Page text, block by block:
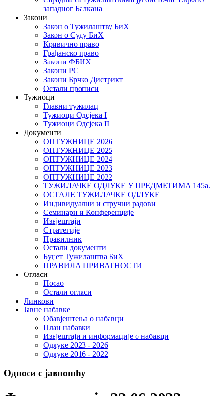
западног Балкана
Закони
Закон о Тужилаштву БиХ
Закон о Суду БиХ
Кривично право
Грађанско право
Закони ФБИХ
Закони РС
Закони Брчко Дистрикт
Остали прописи
Тужиоци
Главни тужилац
Тужиоци Oдсјекa I
Тужиоци Oдсјекa II
Документи
ОПТУЖНИЦЕ 2026
ОПТУЖНИЦЕ 2025
ОПТУЖНИЦЕ 2024
ОПТУЖНИЦЕ 2023
ОПТУЖНИЦЕ 2022
ТУЖИЛАЧКЕ ОДЛУКЕ У ПРЕДМЕТИМА 145а.
ОСТАЛЕ ТУЖИЛАЧКЕ ОДЛУКЕ
Индивидуални и стручни радови
Семинари и Конференције
Извјештаји
Стратегије
Правилник
Остали документи
Буџет Тужилаштва БиХ
ПРАВИЛА ПРИВАТНОСТИ
Огласи
Посао
Остали огласи
Линкови
Јавне набавке
Обавјештења о набавци
План набавки
Извјештаји и информације о набавци
Одлуке 2023 - 2026
Одлуке 2016 - 2022
Односи с јавношћу